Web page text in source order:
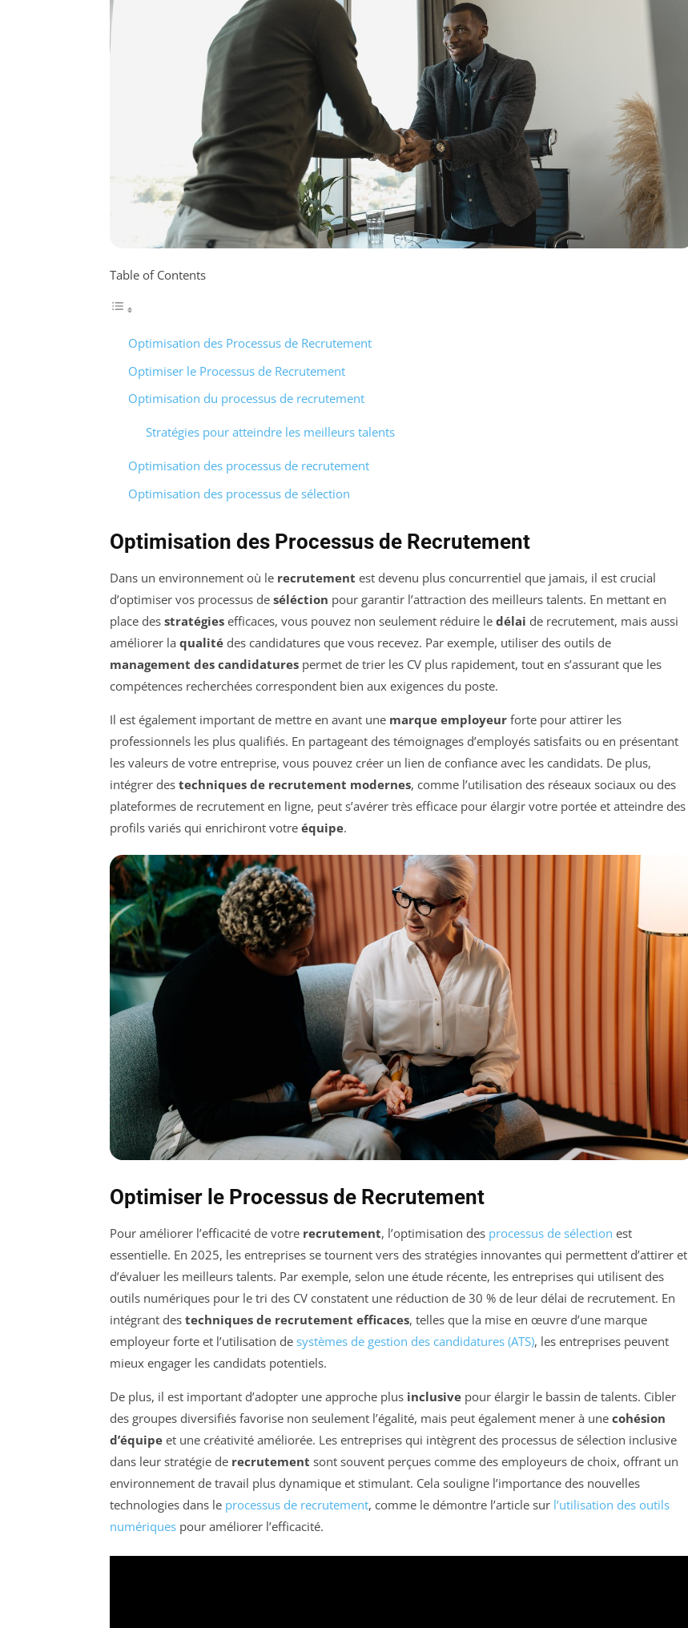
Table of Contents
Optimisation des Processus de Recrutement
Optimiser le Processus de Recrutement
Optimisation du processus de recrutement
Stratégies pour atteindre les meilleurs talents
Optimisation des processus de recrutement
Optimisation des processus de sélection
Optimisation des Processus de Recrutement
Dans un environnement où le recrutement est devenu plus concurrentiel que jamais, il est crucial
d’optimiser vos processus de séléction pour garantir l’attraction des meilleurs talents. En mettant en
place des stratégies efficaces, vous pouvez non seulement réduire le délai de recrutement, mais aussi
améliorer la qualité des candidatures que vous recevez. Par exemple, utiliser des outils de
management des candidatures permet de trier les CV plus rapidement, tout en s’assurant que les
compétences recherchées correspondent bien aux exigences du poste.
Il est également important de mettre en avant une marque employeur forte pour attirer les
professionnels les plus qualifiés. En partageant des témoignages d’employés satisfaits ou en présentant
les valeurs de votre entreprise, vous pouvez créer un lien de confiance avec les candidats. De plus,
intégrer des techniques de recrutement modernes, comme l’utilisation des réseaux sociaux ou des
plateformes de recrutement en ligne, peut s’avérer très efficace pour élargir votre portée et atteindre des
profils variés qui enrichiront votre équipe.
Optimiser le Processus de Recrutement
Pour améliorer l’efficacité de votre recrutement, l’optimisation des processus de sélection est
essentielle. En 2025, les entreprises se tournent vers des stratégies innovantes qui permettent d’attirer et
d’évaluer les meilleurs talents. Par exemple, selon une étude récente, les entreprises qui utilisent des
outils numériques pour le tri des CV constatent une réduction de 30 % de leur délai de recrutement. En
intégrant des techniques de recrutement efficaces, telles que la mise en œuvre d’une marque
employeur forte et l’utilisation de systèmes de gestion des candidatures (ATS), les entreprises peuvent
mieux engager les candidats potentiels.
De plus, il est important d’adopter une approche plus inclusive pour élargir le bassin de talents. Cibler
des groupes diversifiés favorise non seulement l’égalité, mais peut également mener à une cohésion
d’équipe et une créativité améliorée. Les entreprises qui intègrent des processus de sélection inclusive
dans leur stratégie de recrutement sont souvent perçues comme des employeurs de choix, offrant un
environnement de travail plus dynamique et stimulant. Cela souligne l’importance des nouvelles
technologies dans le processus de recrutement, comme le démontre l’article sur l’utilisation des outils
numériques pour améliorer l’efficacité.